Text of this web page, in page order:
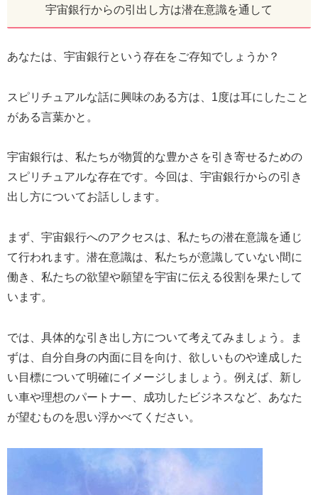
宇宙銀行からの引出し方は潜在意識を通して
あなたは、宇宙銀行という存在をご存知でしょうか？
スピリチュアルな話に興味のある方は、1度は耳にしたこと
がある言葉かと。
宇宙銀行は、私たちが物質的な豊かさを引き寄せるための
スピリチュアルな存在です。今回は、宇宙銀行からの引き
出し方についてお話しします。
まず、宇宙銀行へのアクセスは、私たちの潜在意識を通じ
て行われます。潜在意識は、私たちが意識していない間に
働き、私たちの欲望や願望を宇宙に伝える役割を果たして
います。
では、具体的な引き出し方について考えてみましょう。ま
ずは、自分自身の内面に目を向け、欲しいものや達成した
い目標について明確にイメージしましょう。例えば、新し
い車や理想のパートナー、成功したビジネスなど、あなた
が望むものを思い浮かべてください。